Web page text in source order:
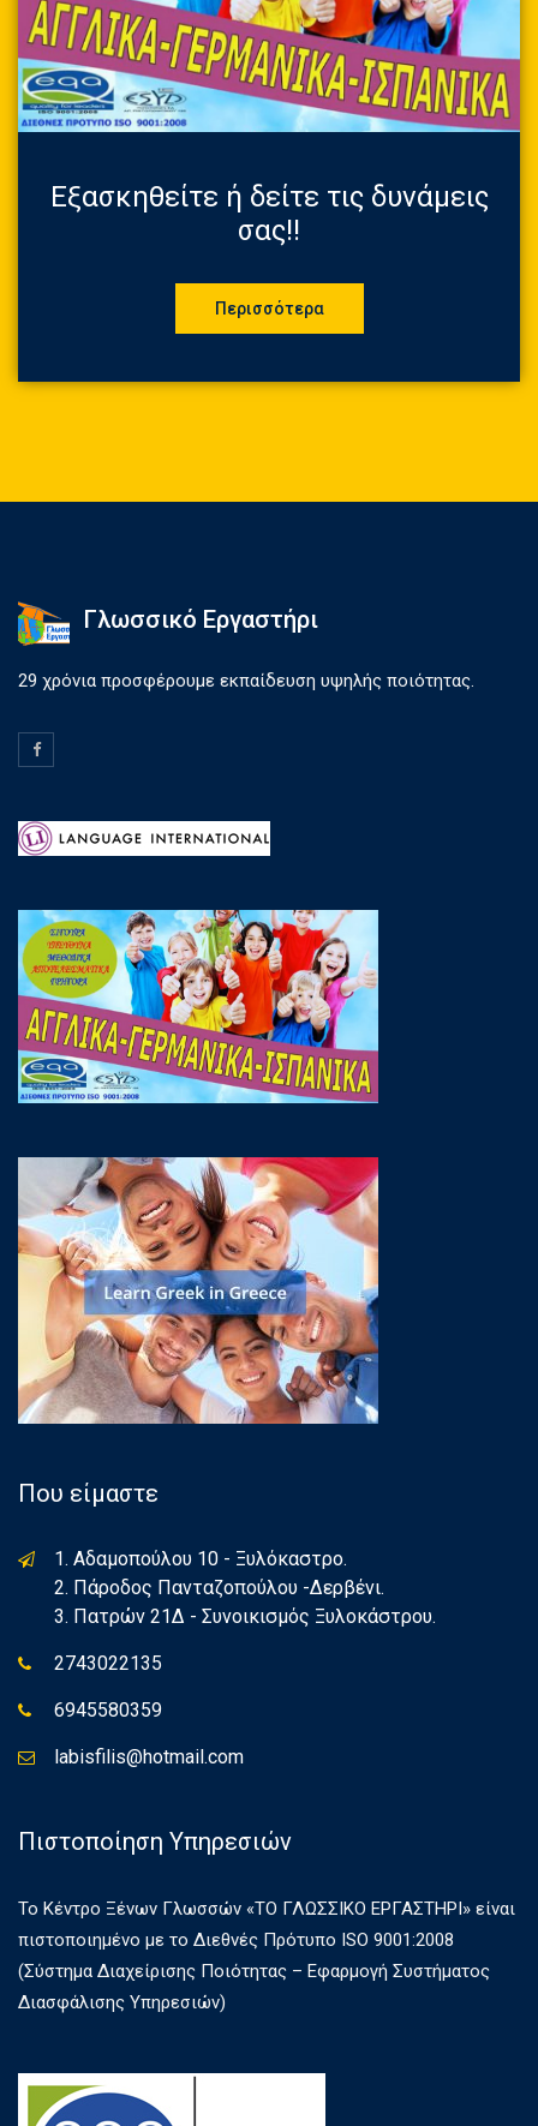
Εξασκηθείτε ή δείτε τις δυνάμεις
σας!!
Περισσότερα
Γλωσσικό Εργαστήρι
29 χρόνια προσφέρουμε εκπαίδευση υψηλής ποιότητας.
Που είμαστε
1. Αδαμοπούλου 10 - Ξυλόκαστρο.
2. Πάροδος Πανταζοπούλου -Δερβένι.
3. Πατρών 21Δ - Συνοικισμός Ξυλοκάστρου.
2743022135
6945580359
labisfilis@hotmail.com
Πιστοποίηση Υπηρεσιών
Το Κέντρο Ξένων Γλωσσών «ΤΟ ΓΛΩΣΣΙΚΟ ΕΡΓΑΣΤΗΡΙ» είναι
πιστοποιημένο με το Διεθνές Πρότυπο ISO 9001:2008
(Σύστημα Διαχείρισης Ποιότητας – Εφαρμογή Συστήματος
Διασφάλισης Υπηρεσιών)